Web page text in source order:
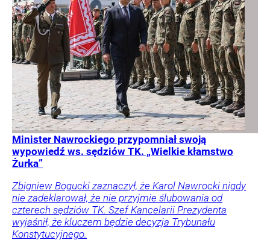
Minister Nawrockiego przypomniał swoją
wypowiedź ws. sędziów TK. „Wielkie kłamstwo
Żurka”
Zbigniew Bogucki zaznaczył, że Karol Nawrocki nigdy
nie zadeklarował, że nie przyjmie ślubowania od
czterech sędziów TK. Szef Kancelarii Prezydenta
wyjaśnił, że kluczem będzie decyzja Trybunału
Konstytucyjnego.